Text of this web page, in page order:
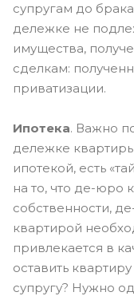
супругам до
дележке не
имущества,
сделкам:
приватизации.
Ипотека. Важно
дележке
ипотекой, есть
на то, что де-юро
собственности,
квартирой
привлекается в
оставить
супругу? Нужно